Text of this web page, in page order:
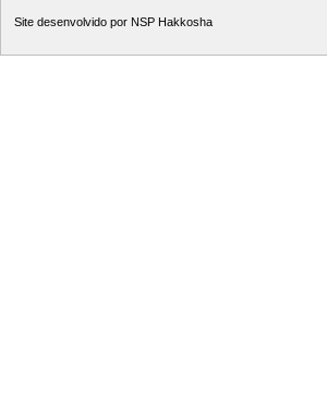
Site desenvolvido por NSP Hakkosha